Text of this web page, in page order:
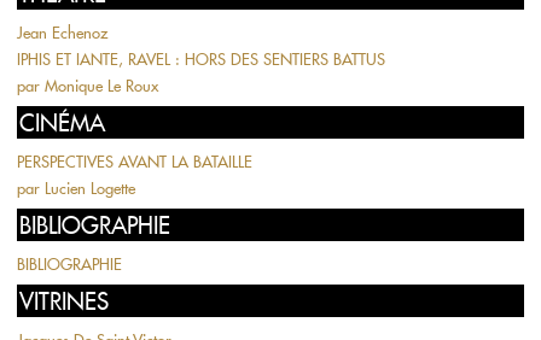
Jean Echenoz
IPHIS ET IANTE, RAVEL : HORS DES SENTIERS BATTUS
par Monique Le Roux
CINÉMA
PERSPECTIVES AVANT LA BATAILLE
par Lucien Logette
BIBLIOGRAPHIE
BIBLIOGRAPHIE
VITRINES